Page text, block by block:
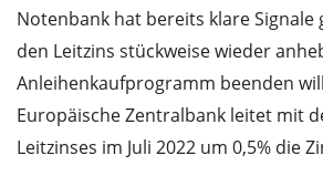
Notenbank hat bereits klare Signale
den Leitzins stückweise wieder
Anleihenkaufprogramm beenden
Europäische Zentralbank leitet mit
Leitzinses im Juli 2022 um 0,5% die